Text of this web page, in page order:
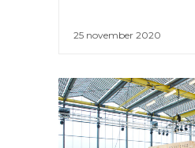
25 november 2020